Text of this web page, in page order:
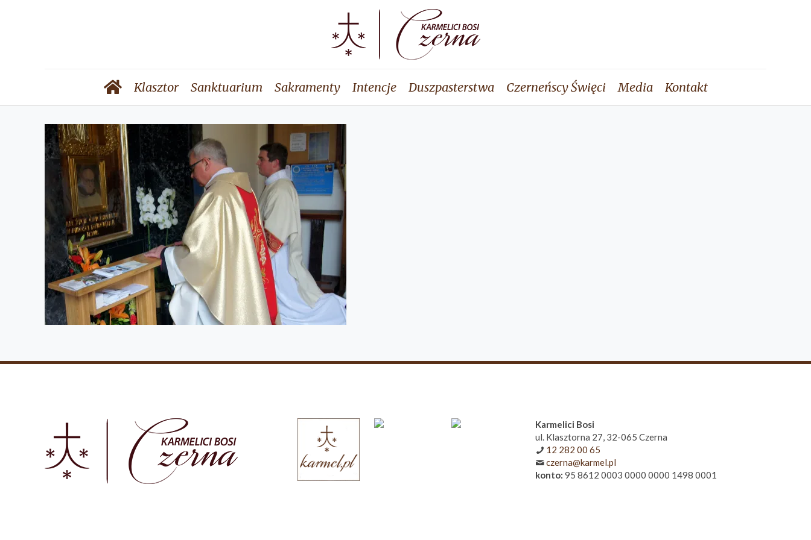
Klasztor Sanktuarium Sakramenty Intencje Duszpasterstwa Czerneńscy Święci Media Kontakt
Karmelici Bosi
ul. Klasztorna 27, 32-065 Czerna
12 282 00 65
czerna@karmel.pl
konto: 95 8612 0003 0000 0000 1498 0001